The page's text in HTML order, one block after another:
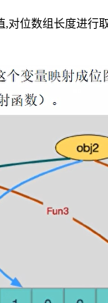
,对位数组长度进